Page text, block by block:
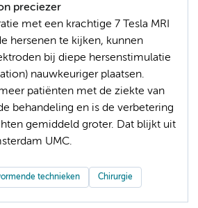
preciezer
met een krachtige 7 Tesla MRI
hersenen te kijken, kunnen
bij diepe hersenstimulatie
nauwkeuriger plaatsen.
patiënten met de ziekte van
behandeling en is de verbetering
gemiddeld groter. Dat blijkt uit
UMC.
technieken Chirurgie